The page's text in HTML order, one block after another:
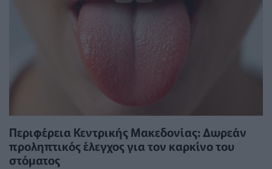
Περιφέρεια Κεντρικής Μακεδονίας: Δωρεάν
προληπτικός έλεγχος για τον καρκίνο του
στόματος